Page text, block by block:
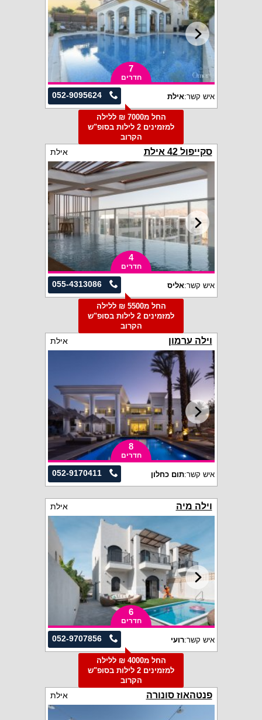
7
חדרים
052-9095624 איש קשר:אילת
החל מ7000 ₪ ללילה
למזמינים 2 לילות בסופ"ש
הקרוב
סקייפול 42 אילת אילת
4
חדרים
055-4313086 איש קשר:אליס
החל מ5500 ₪ ללילה
למזמינים 2 לילות בסופ"ש
הקרוב
וילה ערמון אילת
8
חדרים
052-9170411 איש קשר:תום כחלון
וילה מיה אילת
6
חדרים
052-9707856 איש קשר:רועי
החל מ4000 ₪ ללילה
למזמינים 2 לילות בסופ"ש
הקרוב
פנטהאוז סונורה אילת